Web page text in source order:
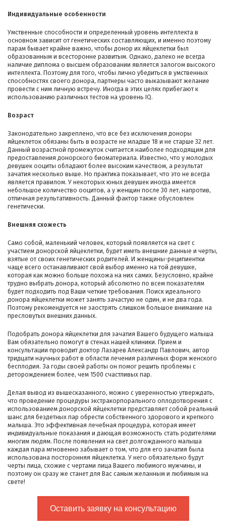
Индивидуальные особенности
Умственные способности и определенный уровень интеллекта в
основном зависит от генетических составляющих, и именно поэтому
парам бывает крайне важно, чтобы донор их яйцеклетки был
образованным и всесторонне развитым. Однако, далеко не всегда
наличие диплома о высшем образовании является залогом высокого
интеллекта. Поэтому для того, чтобы лично убедиться в умственных
способностях своего донора, партнеры часто выказывают желание
провести с ним личную встречу. Иногда в этих целях прибегают к
использованию различных тестов на уровень IQ.
Возраст
Законодательно закреплено, что все без исключения доноры
яйцеклеток обязаны быть в возрасте не младше 18 и не старше 32 лет.
Данный возрастной промежуток считается наиболее подходящим для
предоставления донорского биоматериала. Известно, что у молодых
девушек ооциты обладают более высоким качеством, а результат
зачатия несколько выше. Но практика показывает, что это не всегда
является правилом. У некоторых юных девушек иногда имеется
небольшое количество ооцитов, а у женщин после 30 лет, напротив,
отличная результативность. Данный фактор также обусловлен
генетически.
Внешняя схожесть
Само собой, маленький человек, который появляется на свет с
участием донорской яйцеклетки, будет иметь внешние данные и черты,
взятые от своих генетических родителей. И женщины-реципиентки
чаще всего останавливают свой выбор именно на той девушке,
которая как можно больше похожа на них самих. Безусловно, крайне
трудно выбрать донора, который абсолютно по всем показателям
будет подходить под Ваши четкие требования. Поиск идеального
донора яйцеклетки может занять зачастую не один, и не два года.
Поэтому рекомендуется не заострять слишком большое внимание на
пресловутых внешних данных.
Подобрать донора яйцеклетки для зачатия Вашего будущего малыша
Вам обязательно помогут в стенах нашей клиники. Прием и
консультации проводит доктор Лазарев Александр Павлович, автор
тридцати научных работ в области лечения различных форм женского
бесплодия. За годы своей работы он помог решить проблемы с
деторождением более, чем 1500 счастливых пар.
Делая вывод из вышесказанного, можно с уверенностью утверждать,
что проведение процедуры экстракорпорального оплодотворения с
использованием донорской яйцеклетки представляет собой реальный
шанс для бездетных пар обрести собственного здорового и крепкого
малыша. Это эффективная лечебная процедура, которая имеет
индивидуальные показания и дающая возможность стать родителями
многим людям. После появления на свет долгожданного малыша
каждая пара мгновенно забывает о том, что для его зачатия была
использована посторонняя яйцеклетка. У него обязательно будут
черты лица, схожие с чертами лица Вашего любимого мужчины, и
поэтому он сразу же станет для Вас самым желанным и любимым на
свете!
Оставить заявку на консультацию